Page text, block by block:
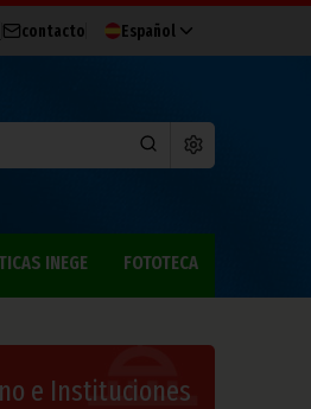
contacto Español
INEGE FOTOTECA
e Instituciones